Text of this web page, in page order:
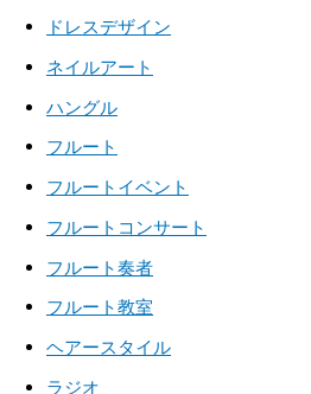
ドレスデザイン
ネイルアート
ハングル
フルート
フルートイベント
フルートコンサート
フルート奏者
フルート教室
ヘアースタイル
ラジオ